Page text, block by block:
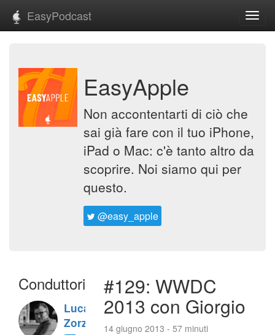
EasyPodcast
EasyApple
Non accontentarti di ciò che
sai già fare con il tuo iPhone,
iPad o Mac: c'è tanto altro da
scoprire. Noi siamo qui per
questo.
@easy_apple
Conduttori
Luca
Zorzi
#129: WWDC
2013 con Giorgio
14 giugno 2013 - 57 minuti